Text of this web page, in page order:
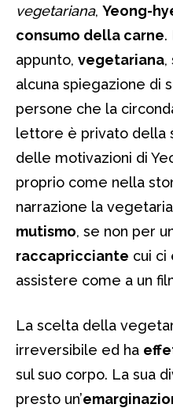
vegetariana, Yeong-
consumo della carne.
appunto, vegetariana,
alcuna spiegazione di
persone che la
lettore è privato della
delle motivazioni di
proprio come nella
narrazione la
mutismo, se non per
raccapricciante cui ci
assistere come a un
La scelta della
irreversibile ed ha
sul suo corpo. La sua
presto un’